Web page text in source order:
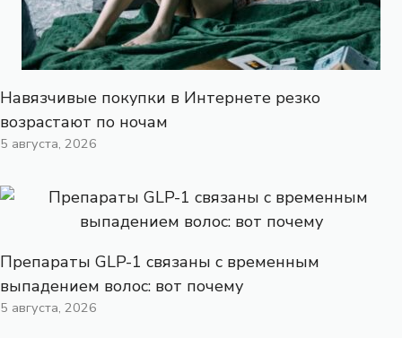
Навязчивые покупки в Интернете резко
возрастают по ночам
5 августа, 2026
Препараты GLP-1 связаны с временным
выпадением волос: вот почему
5 августа, 2026